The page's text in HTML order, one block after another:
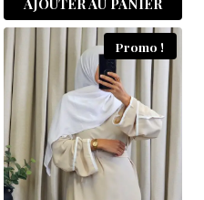
Promo !